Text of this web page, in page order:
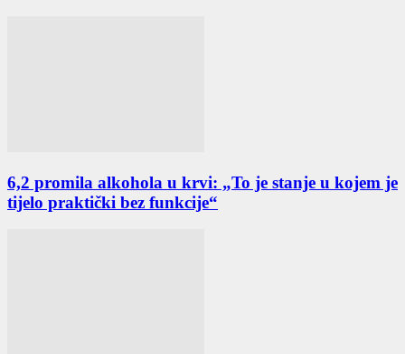
6,2 promila alkohola u krvi: „To je stanje u kojem je
tijelo praktički bez funkcije“